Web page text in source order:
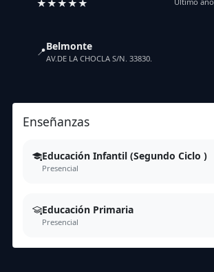
★★★★★
📍Belmonte
AV.DE LA CHOCLA S/N. 33830.
Enseñanzas
Educación Infantil (Segundo Ciclo )
Presencial
Educación Primaria
Presencial